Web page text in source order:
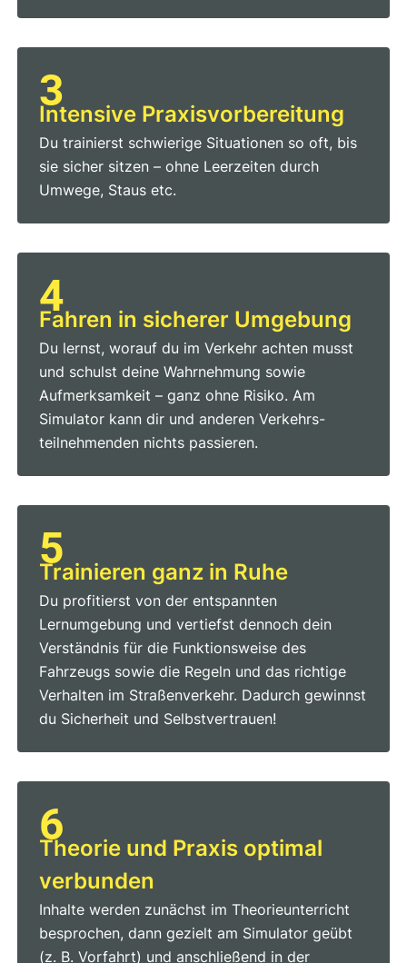
3
Intensive Praxis­vorbereitung
Du trainierst schwierige Situationen so oft, bis
sie sicher sitzen – ohne Leerzeiten durch
Umwege, Staus etc.
4
Fahren in sicherer Umgebung
Du lernst, worauf du im Verkehr achten musst
und schulst deine Wahrnehmung sowie
Aufmerksamkeit – ganz ohne Risiko. Am
Simulator kann dir und anderen Verkehrs­
teilnehmenden nichts passieren.
5
Trainieren ganz in Ruhe
Du profitierst von der entspannten
Lernumgebung und vertiefst dennoch dein
Verständnis für die Funktionsweise des
Fahrzeugs sowie die Regeln und das richtige
Verhalten im Straßenverkehr. Dadurch gewinnst
du Sicherheit und Selbstvertrauen!
6
Theorie und Praxis optimal
verbunden
Inhalte werden zunächst im Theorieunterricht
besprochen, dann gezielt am Simulator geübt
(z. B. Vorfahrt) und anschließend in der